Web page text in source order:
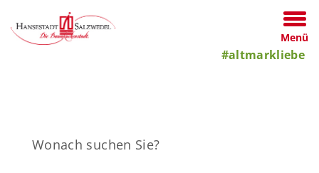
Menü
#altmarkliebe